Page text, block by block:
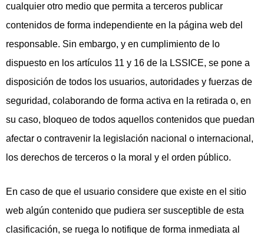
cualquier otro medio que permita a terceros publicar
contenidos de forma independiente en la página web del
responsable. Sin embargo, y en cumplimiento de lo
dispuesto en los artículos 11 y 16 de la LSSICE, se pone a
disposición de todos los usuarios, autoridades y fuerzas de
seguridad, colaborando de forma activa en la retirada o, en
su caso, bloqueo de todos aquellos contenidos que puedan
afectar o contravenir la legislación nacional o internacional,
los derechos de terceros o la moral y el orden público.
En caso de que el usuario considere que existe en el sitio
web algún contenido que pudiera ser susceptible de esta
clasificación, se ruega lo notifique de forma inmediata al